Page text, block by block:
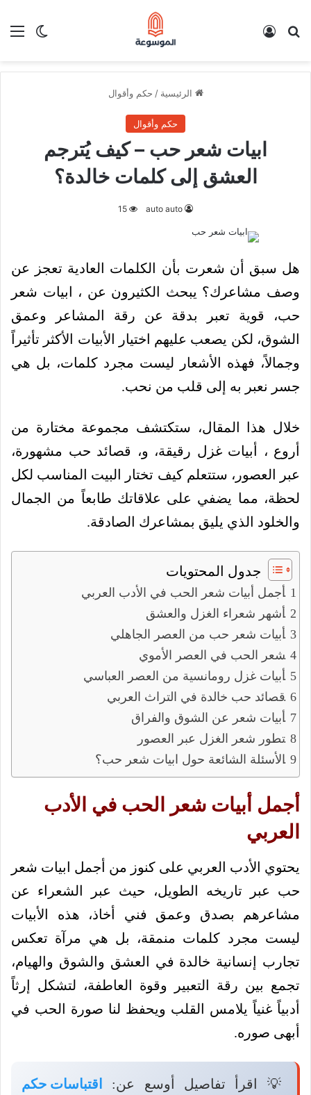
الوضع بحث عن
الرئيسية / حكم وأقوال
حكم وأقوال
ابيات شعر حب – كيف يُترجم
العشق إلى كلمات خالدة؟
auto auto
15
هل سبق أن شعرت بأن الكلمات العادية تعجز عن
وصف مشاعرك؟ يبحث الكثيرون عن ، ابيات شعر
حب، قوية تعبر بدقة عن رقة المشاعر وعمق
الشوق، لكن يصعب عليهم اختيار الأبيات الأكثر تأثيراً
وجمالاً، فهذه الأشعار ليست مجرد كلمات، بل هي
جسر نعبر به إلى قلب من نحب.
خلال هذا المقال، ستكتشف مجموعة مختارة من
أروع ، أبيات غزل رقيقة، و، قصائد حب مشهورة،
عبر العصور، ستتعلم كيف تختار البيت المناسب لكل
لحظة، مما يضفي على علاقاتك طابعاً من الجمال
والخلود الذي يليق بمشاعرك الصادقة.
جدول المحتويات
أجمل أبيات شعر الحب في الأدب العربي
أشهر شعراء الغزل والعشق
أبيات شعر حب من العصر الجاهلي
شعر الحب في العصر الأموي
أبيات غزل رومانسية من العصر العباسي
قصائد حب خالدة في التراث العربي
أبيات شعر عن الشوق والفراق
تطور شعر الغزل عبر العصور
الأسئلة الشائعة حول ابيات شعر حب؟
أجمل أبيات شعر الحب في الأدب
العربي
يحتوي الأدب العربي على كنوز من أجمل ابيات شعر
حب عبر تاريخه الطويل، حيث عبر الشعراء عن
مشاعرهم بصدق وعمق فني أخاذ، هذه الأبيات
ليست مجرد كلمات منمقة، بل هي مرآة تعكس
تجارب إنسانية خالدة في العشق والشوق والهيام،
تجمع بين رقة التعبير وقوة العاطفة، لتشكل إرثاً
أدبياً غنياً يلامس القلب ويحفظ لنا صورة الحب في
أبهى صوره.
💡 اقرأ تفاصيل أوسع عن:
اقتباسات حكم